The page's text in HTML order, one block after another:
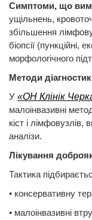
Симптоми, що
ущільнень,
збільшення
біопсії (пункційні,
морфологічного
Методи
У «ОН Клінік
малоінвазивні
кіст і лімфовузлів,
аналізи.
Лікування
Тактика
• консервативну
• малоінвазивні